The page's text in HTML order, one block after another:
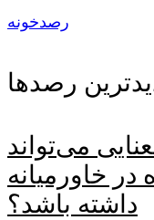
رصدخونه
رصدها
می‌تواند
خاورمیانه
داشته باشد؟